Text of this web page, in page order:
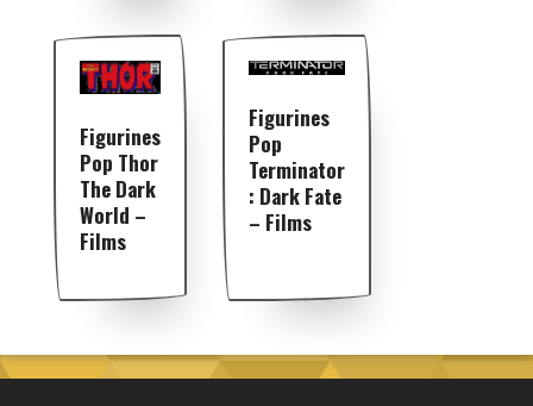
Figurines
Pop Thor
The Dark
World –
Films
Figurines
Pop
Terminator
: Dark Fate
– Films